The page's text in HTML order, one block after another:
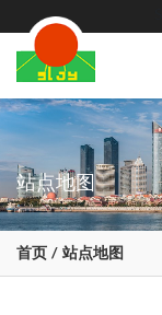
站点地图
首页 站点地图